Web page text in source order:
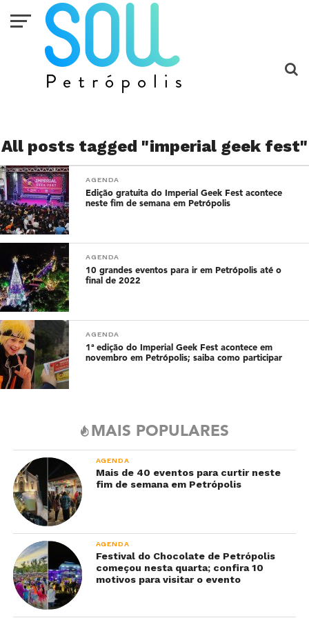
All posts tagged "imperial geek fest"
AGENDA
Edição gratuita do Imperial Geek Fest acontece
neste fim de semana em Petrópolis
AGENDA
10 grandes eventos para ir em Petrópolis até o
final de 2022
AGENDA
1ª edição do Imperial Geek Fest acontece em
novembro em Petrópolis; saiba como participar
MAIS POPULARES
AGENDA
Mais de 40 eventos para curtir neste
fim de semana em Petrópolis
AGENDA
Festival do Chocolate de Petrópolis
começou nesta quarta; confira 10
motivos para visitar o evento